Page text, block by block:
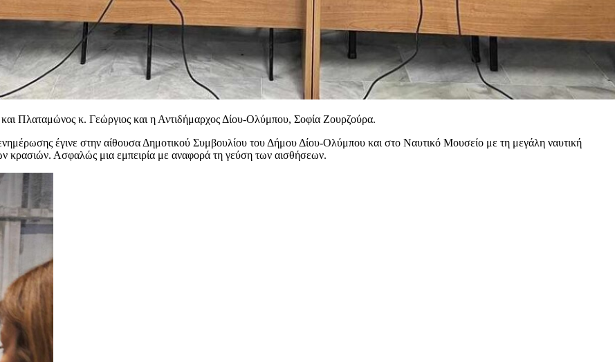
Πλαταμώνος κ. Γεώργιος και η Αντιδήμαρχος Δίου-Ολύμπου, Σοφία Ζουρζούρα.
έγινε στην αίθουσα Δημοτικού Συμβουλίου του Δήμου Δίου-Ολύμπου και στο Ναυτικό Μουσείο με τη μεγάλη ναυτική
κρασιών. Ασφαλώς μια εμπειρία με αναφορά τη γεύση των αισθήσεων.